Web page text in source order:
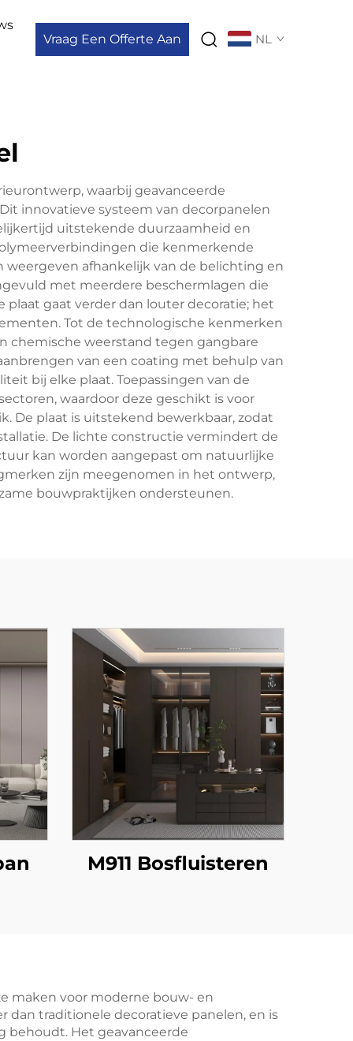
Vraag Een Offerte Aan NL
waarbij geavanceerde
innovatieve systeem van decorpanelen
uitstekende duurzaamheid en
die kenmerkende
afhankelijk van de belichting en
met meerdere beschermlagen die
plaat gaat verder dan louter decoratie; het
Tot de technologische kenmerken
chemische weerstand tegen gangbare
van een coating met behulp van
bij elke plaat. Toepassingen van de
waardoor deze geschikt is voor
De plaat is uitstekend bewerkbaar, zodat
De lichte constructie vermindert de
kan worden aangepast om natuurlijke
zijn meegenomen in het ontwerp,
bouwpraktijken ondersteunen.
M911 Bosfluisteren
maken voor moderne bouw- en
traditionele decoratieve panelen, en is
behoudt. Het geavanceerde